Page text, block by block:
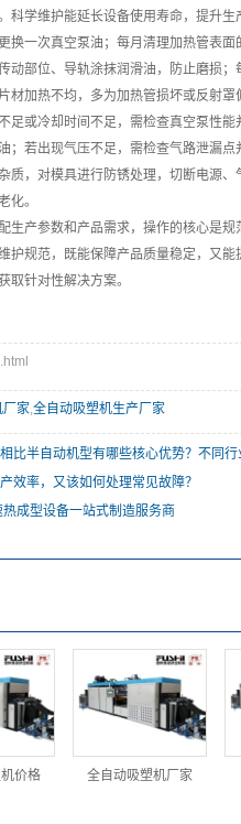
科学维护能延长设备使用寿命，提升
换一次真空泵油；每月清理加热管表
动部位、导轨涂抹润滑油，防止磨损
材加热不均，多为加热管损坏或反射
足或冷却时间不足，需检查真空泵性
；若出现气压不足，需检查气路泄漏
质，对模具进行防锈处理，切断电源
化。
生产参数和产品需求，操作的核心是
护规范，既能保障产品质量稳定，又
取针对性解决方案。
厂家,全自动吸塑机生产厂家
比半自动机型有哪些核心优势？不同
效率，又该如何处理常见故障？
成型设备一站式制造服务商
价格 全自动吸塑机厂家